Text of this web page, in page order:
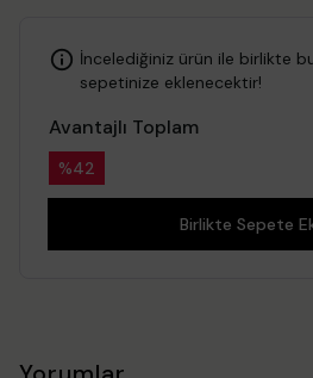
İncelediğiniz ürün ile birlikte
sepetinize eklenecektir!
Avantajlı Toplam
%42
Birlikte Sepete